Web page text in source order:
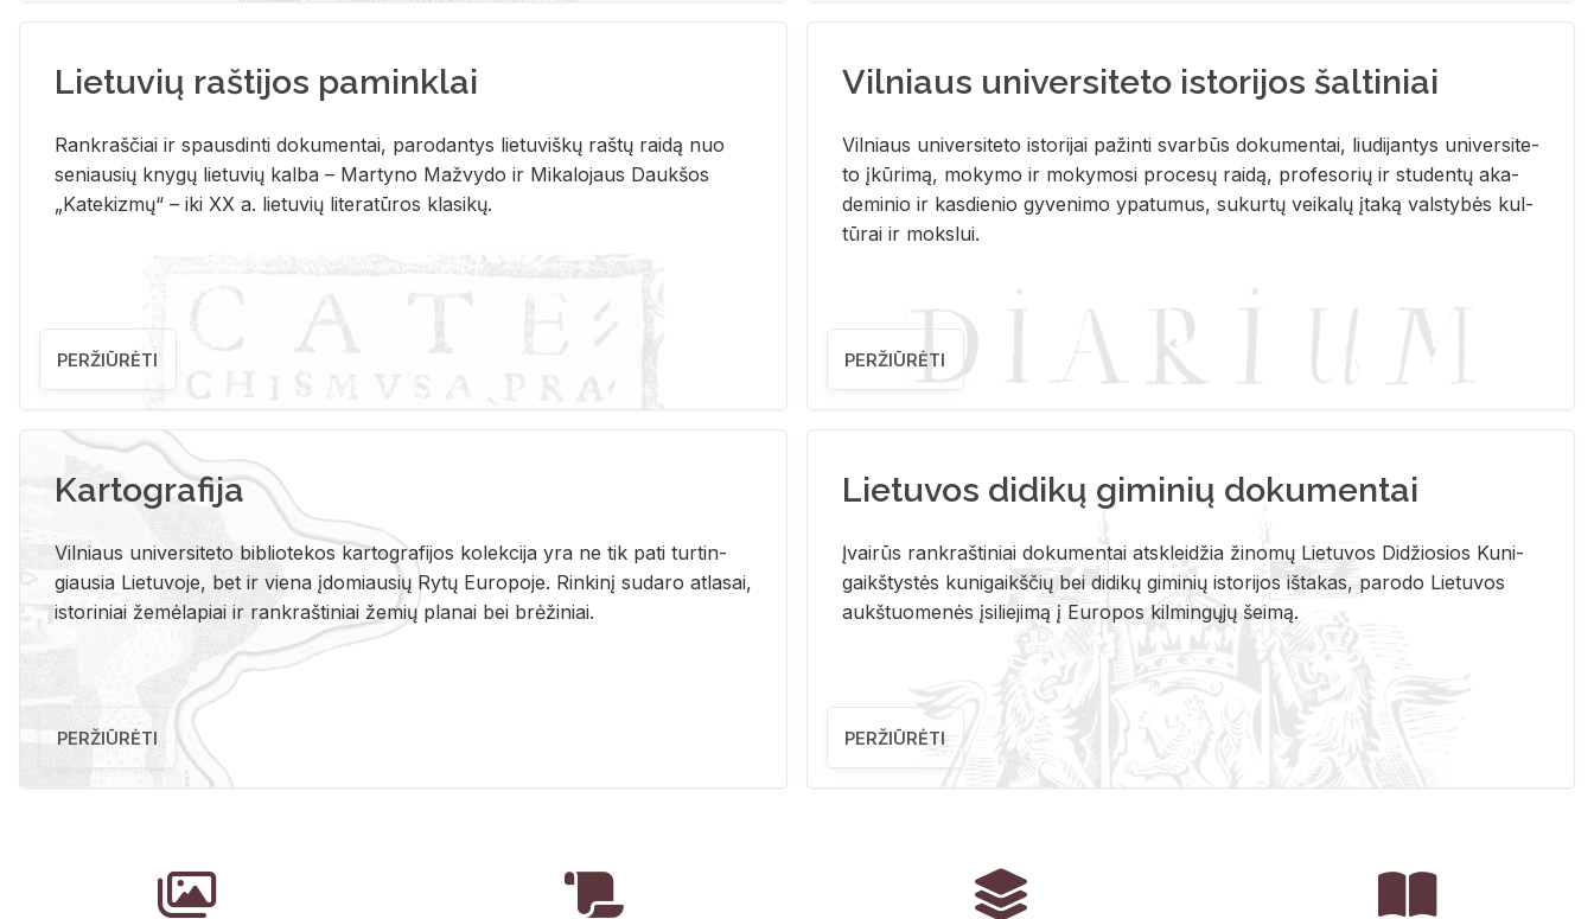
Lietuvių raštijos paminklai
Rank­raš­čiai ir spaus­din­ti do­ku­men­tai, pa­ro­dan­tys lie­tu­viš­kų raš­tų rai­dą nuo
se­niau­sių kny­gų lie­tu­vių kal­ba – Mar­ty­no Ma­žvy­do ir Mi­ka­lo­jaus Dauk­šos
„Ka­te­kiz­mų“ – iki XX a. lie­tu­vių li­te­ra­tū­ros kla­si­kų.
PERŽIŪRĖTI
Vilniaus universiteto istorijos šaltiniai
Vil­niaus uni­ver­si­te­to is­to­ri­jai pa­žin­ti svar­būs do­ku­men­tai, liu­di­jan­tys uni­ver­si­te­
to įkū­ri­mą, mo­ky­mo ir mo­ky­mo­si pro­ce­sų rai­dą, pro­fe­so­rių ir stu­den­tų aka­
de­mi­nio ir kas­die­nio gy­ve­ni­mo ypa­tu­mus, su­kur­tų vei­ka­lų įta­ką vals­ty­bės kul­
tū­rai ir moks­lui.
PERŽIŪRĖTI
Kartografija
Vil­niaus uni­ver­si­te­to bi­b­lio­te­kos kar­to­gra­fi­jos ko­lek­ci­ja yra ne tik pati tur­tin­
giau­sia Lie­tu­vo­je, bet ir vie­na įdo­miau­sių Rytų Eu­ro­po­je. Rin­ki­nį su­da­ro at­la­sai,
is­to­ri­niai že­mė­la­piai ir rank­raš­ti­niai že­mių pla­nai bei brė­ži­niai.
PERŽIŪRĖTI
Lietuvos didikų giminių dokumentai
Įvai­rūs rank­raš­ti­niai do­ku­men­tai at­sklei­džia ži­no­mų Lie­tu­vos Di­džio­sios Ku­ni­
gaikš­tys­tės ku­ni­gaikš­čių bei di­di­kų gi­mi­nių is­to­ri­jos iš­ta­kas, pa­ro­do Lie­tu­vos
aukš­tuo­me­nės įsi­lie­ji­mą į Eu­ro­pos kil­min­gų­jų šei­mą.
PERŽIŪRĖTI